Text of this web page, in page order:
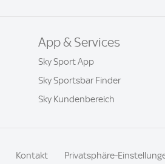
App & Services
Sky Sport App
Sky Sportsbar Finder
Sky Kundenbereich
Kontakt Privatsphäre-